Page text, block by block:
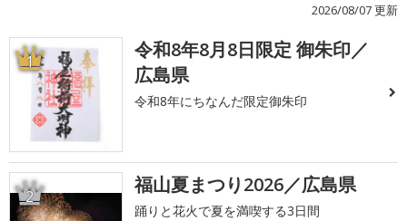
2026/08/07 更新
1
令和8年8月8日限定 御朱印／
広島県
令和8年にちなんだ限定御朱印
2 福山夏まつり2026／広島県
踊りと花火で夏を満喫する3日間